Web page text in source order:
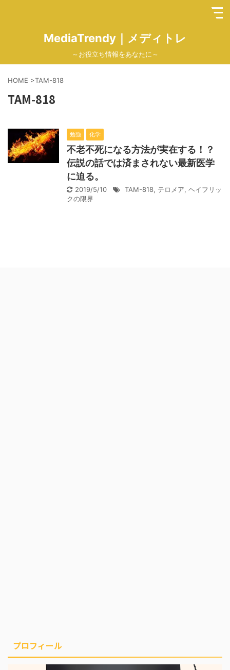
MediaTrendy｜メディトレ
～お役立ち情報をあなたに～
HOME >TAM-818
TAM-818
勉強 化学
不老不死になる方法が実在する！？
伝説の話では済まされない最新医学
に迫る。
2019/5/10 TAM-818, テロメア, ヘイフリッ
クの限界
プロフィール